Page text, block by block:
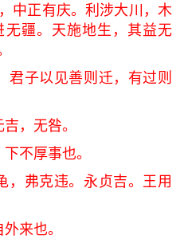
中正有庆。利涉大川，木
疆。天施地生，其益无
君子以见善则迁，有过则
，无咎。
不厚事也。
，弗克违。永贞吉。王用
来也。